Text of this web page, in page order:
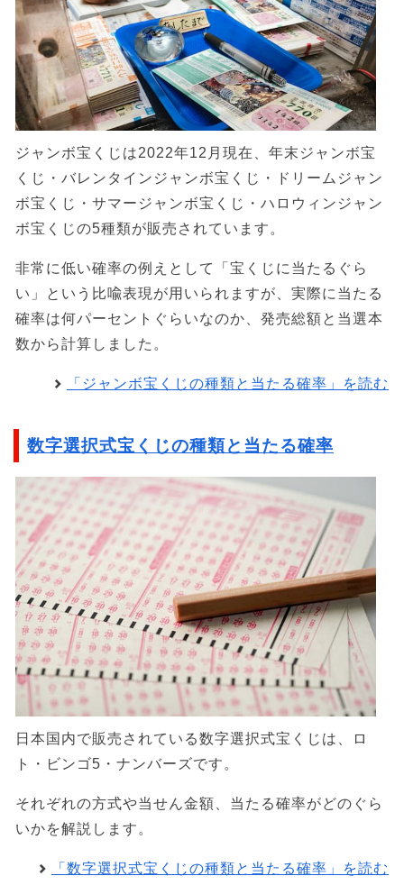
ジャンボ宝くじは2022年12月現在、年末ジャンボ宝
くじ・バレンタインジャンボ宝くじ・ドリームジャン
ボ宝くじ・サマージャンボ宝くじ・ハロウィンジャン
ボ宝くじの5種類が販売されています。
非常に低い確率の例えとして「宝くじに当たるぐら
い」という比喩表現が用いられますが、実際に当たる
確率は何パーセントぐらいなのか、発売総額と当選本
数から計算しました。
「ジャンボ宝くじの種類と当たる確率」を読む
数字選択式宝くじの種類と当たる確率
日本国内で販売されている数字選択式宝くじは、ロ
ト・ビンゴ5・ナンバーズです。
それぞれの方式や当せん金額、当たる確率がどのぐら
いかを解説します。
「数字選択式宝くじの種類と当たる確率」を読む